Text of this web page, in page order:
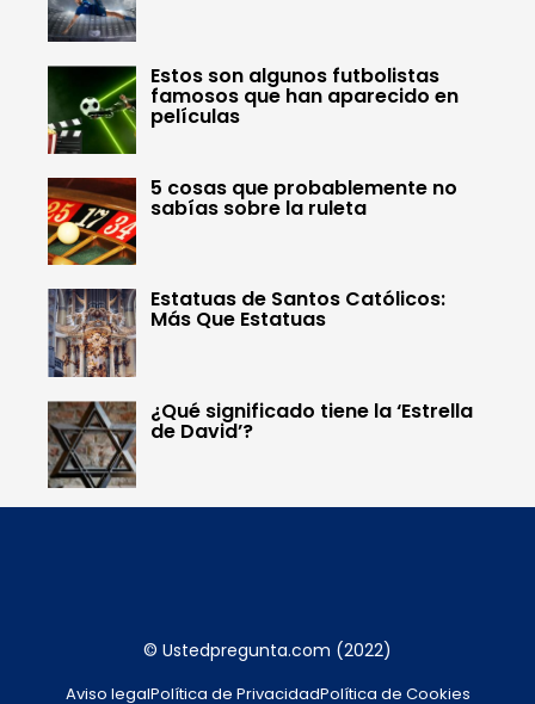
Estos son algunos futbolistas
famosos que han aparecido en
películas
5 cosas que probablemente no
sabías sobre la ruleta
Estatuas de Santos Católicos:
Más Que Estatuas
¿Qué significado tiene la ‘Estrella
de David’?
© Ustedpregunta.com (2022)
Aviso legalPolítica de PrivacidadPolítica de Cookies